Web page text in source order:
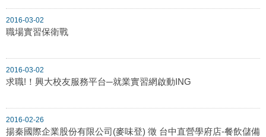
2016-03-02
職場實習保衛戰
2016-03-02
求職!！興大校友服務平台─就業實習網啟動ING
2016-02-26
揚秦國際企業股份有限公司(麥味登) 徵 台中直營學府店-餐飲儲備